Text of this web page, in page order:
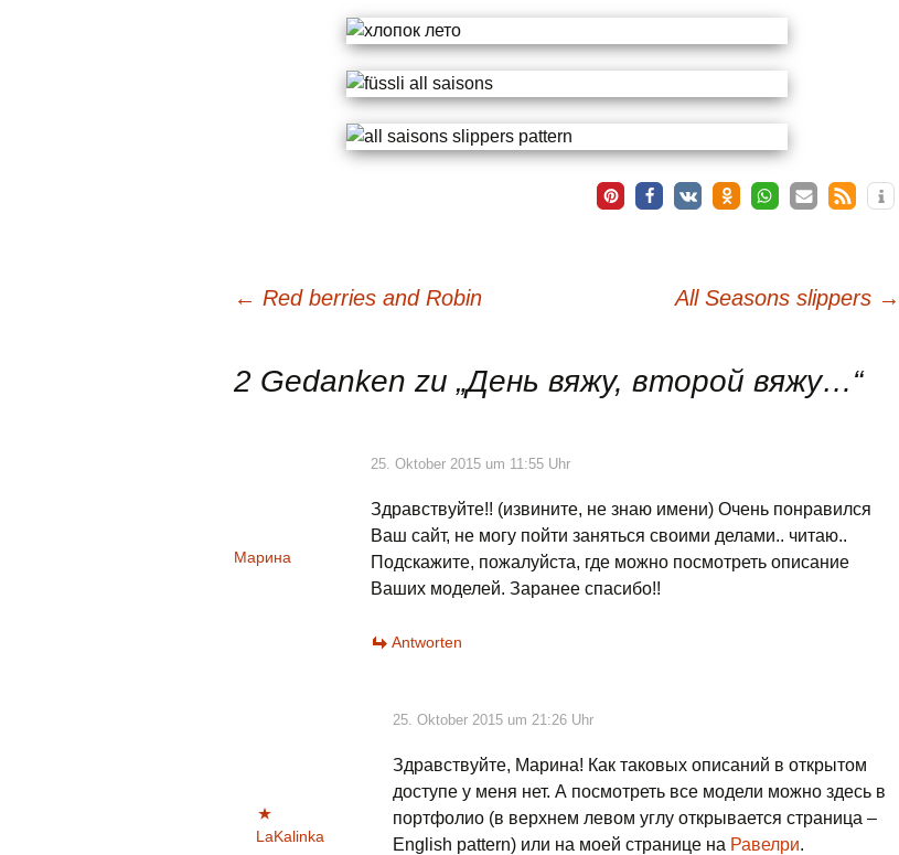
Beitragsnavigation
← Red berries and Robin All Seasons slippers →
2 Gedanken zu „День вяжу, второй вяжу…“
Марина
25. Oktober 2015 um 11:55 Uhr
Здравствуйте!! (извините, не знаю имени) Очень понравился
Ваш сайт, не могу пойти заняться своими делами.. читаю..
Подскажите, пожалуйста, где можно посмотреть описание
Ваших моделей. Заранее спасибо!!
Antworten
LaKalinka
25. Oktober 2015 um 21:26 Uhr
Здравствуйте, Марина! Как таковых описаний в открытом
доступе у меня нет. А посмотреть все модели можно здесь в
портфолио (в верхнем левом углу открывается страница –
English pattern) или на моей странице на Равелри.